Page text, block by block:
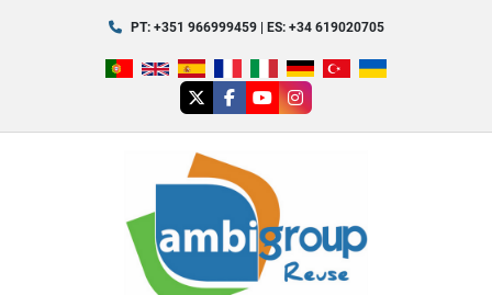
PT: +351 966999459 | ES: +34 619020705
twitterfacebook
youtubeinstagram